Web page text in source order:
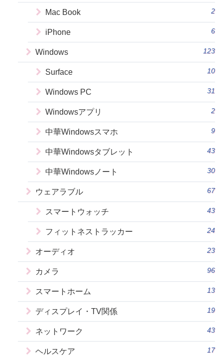
Mac Book 2
iPhone 6
Windows 123
Surface 10
Windows PC 31
Windowsアプリ 2
中華Windowsスマホ 9
中華Windowsタブレット 43
中華Windowsノート 30
ウェアラブル 67
スマートウォッチ 43
フィットネストラッカー 24
オーディオ 23
カメラ 96
スマートホーム 13
ディスプレイ・TV関係 19
ネットワーク 43
ヘルスケア 17